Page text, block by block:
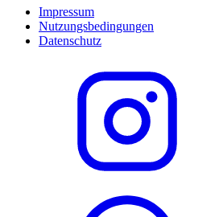
Impressum
Nutzungsbedingungen
Datenschutz